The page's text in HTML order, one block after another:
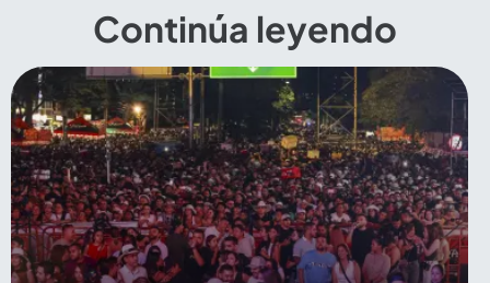
Continúa leyendo